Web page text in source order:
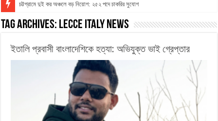
চট্টগ্রামে দুই কর অঞ্চলে বড় নিয়োগ: ২৫২ পদে চাকরির সুযোগ
Tag Archives: Lecce Italy News
ইতালি প্রবাসী বাংলাদেশিকে হত্যা: অভিযুক্ত ভাই গ্রেপ্তার